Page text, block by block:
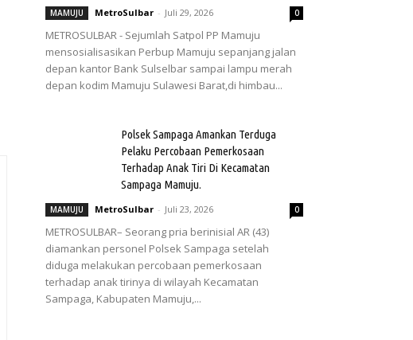
MAMUJU MetroSulbar - Juli 29, 2026 0
METROSULBAR - Sejumlah Satpol PP Mamuju
mensosialisasikan Perbup Mamuju sepanjang jalan
depan kantor Bank Sulselbar sampai lampu merah
depan kodim Mamuju Sulawesi Barat,di himbau...
Polsek Sampaga Amankan Terduga
Pelaku Percobaan Pemerkosaan
Terhadap Anak Tiri Di Kecamatan
Sampaga Mamuju.
MAMUJU MetroSulbar - Juli 23, 2026 0
METROSULBAR– Seorang pria berinisial AR (43)
diamankan personel Polsek Sampaga setelah
diduga melakukan percobaan pemerkosaan
terhadap anak tirinya di wilayah Kecamatan
Sampaga, Kabupaten Mamuju,...